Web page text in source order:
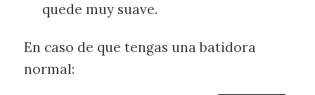
quede muy suave.
En caso de que tengas una batidora
normal: